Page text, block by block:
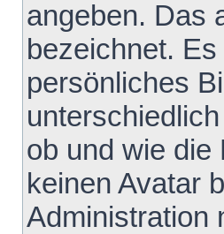
angeben. Das
bezeichnet.
persönliches
ob und wie die
keinen Avatar
Administration